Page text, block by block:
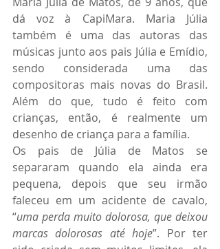
dá voz à CapiMara. Maria Júlia
também é uma das autoras das
músicas junto aos pais Júlia e Emídio,
sendo considerada uma das
compositoras mais novas do Brasil.
Além do que, tudo é feito com
crianças, então, é realmente um
desenho de criança para a família.
Os pais de Júlia de Matos se
separaram quando ela ainda era
pequena, depois que seu irmão
faleceu em um acidente de cavalo,
“uma perda muito dolorosa, que deixou
marcas dolorosas até hoje”. Por ter